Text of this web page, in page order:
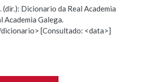
(dir.): Dicionario da Real Academia
Academia Galega.
[Consultado: <data>]